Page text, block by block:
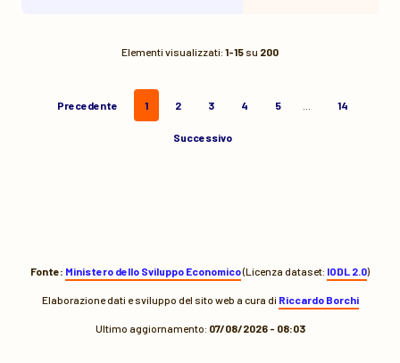
Elementi visualizzati: 1-15su 200
Precedente 1 2 3 4 5 14
Successivo
Fonte: Ministero dello Sviluppo Economico(Licenza dataset: IODL 2.0)
Elaborazione dati e sviluppo del sito web a cura di Riccardo Borchi
Ultimo aggiornamento: 07/08/2026 - 08:03